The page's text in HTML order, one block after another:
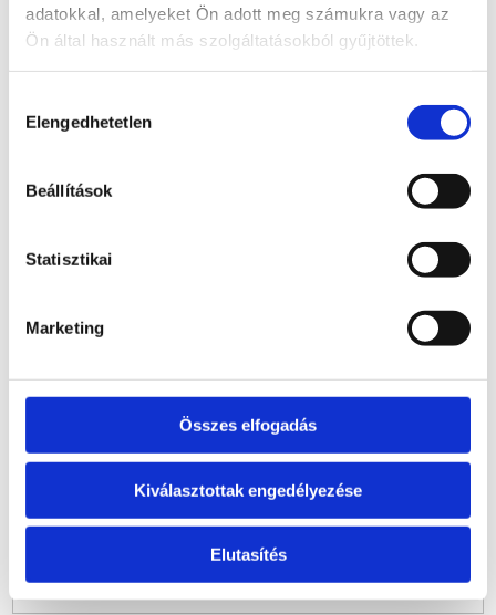
adatokkal, amelyeket Ön adott meg számukra vagy az
Ön által használt más szolgáltatásokból gyűjtöttek.
kiválasztása
Elengedhetetlen
Beállítások
Statisztikai
Marketing
Összes elfogadás
Kiválasztottak engedélyezése
Elutasítés
Felhőtlen pihenés
Hotel Átrium
2 felnőtt
63.900Ft
39.900Ft